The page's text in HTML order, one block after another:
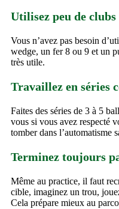
Utilisez peu de clubs
Vous n’avez pas besoin
wedge, un fer 8 ou 9 et un
très utile.
Travaillez en séries
Faites des séries de 3 à 5
vous si vous avez respecté
tomber dans l’automatisme
Terminez toujours
Même au practice, il faut
cible, imaginez un trou,
Cela prépare mieux au